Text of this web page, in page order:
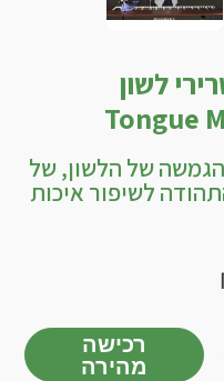
לשון
Tongue
של הלשון, של
לשיפור איכות
רכישה
מהירה